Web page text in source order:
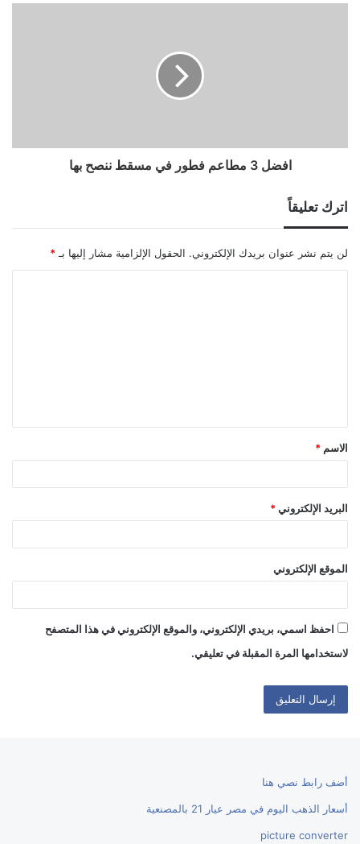
افضل 3 مطاعم فطور في مسقط ننصح بها
اترك تعليقاً
لن يتم نشر عنوان بريدك الإلكتروني. الحقول الإلزامية مشار إليها بـ *
ق
*
الاسم *
البريد الإلكتروني *
الموقع الإلكتروني
احفظ اسمي، بريدي الإلكتروني، والموقع الإلكتروني في هذا المتصفح
لاستخدامها المرة المقبلة في تعليقي.
أضف رابط نصي هنا
أسعار الذهب اليوم في مصر عيار 21 بالمصنعية
picture converter